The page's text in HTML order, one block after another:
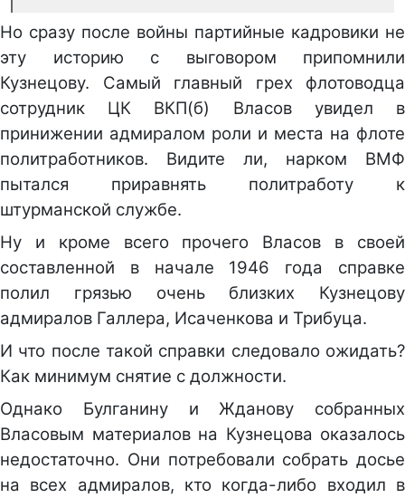
Но сразу после войны партийные кадровики не
эту историю с выговором припомнили
Кузнецову. Самый главный грех флотоводца
сотрудник ЦК ВКП(б) Власов увидел в
принижении адмиралом роли и места на флоте
политработников. Видите ли, нарком ВМФ
пытался приравнять политработу к
штурманской службе.
Ну и кроме всего прочего Власов в своей
составленной в начале 1946 года справке
полил грязью очень близких Кузнецову
адмиралов Галлера, Исаченкова и Трибуца.
И что после такой справки следовало ожидать?
Как минимум снятие с должности.
Однако Булганину и Жданову собранных
Власовым материалов на Кузнецова оказалось
недостаточно. Они потребовали собрать досье
на всех адмиралов, кто когда-либо входил в